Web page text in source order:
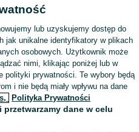
OLX, aby skontaktować się z
lub uzyskujemy dostęp do
jak unikalne identyfikatory w plikach
osobowych. Użytkownik może
nimi, klikając poniżej lub w
polityki prywatności. Te wybory będą
i nie będą miały wpływu na dane
Polityka Prywatności
przetwarzamy dane w celu